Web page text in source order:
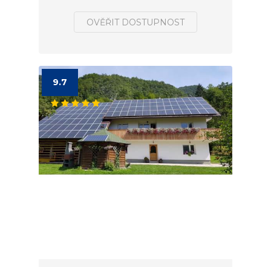
OVĚŘIT DOSTUPNOST
9.7